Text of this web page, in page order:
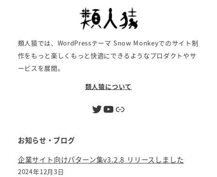
類人猿では、WordPressテーマ Snow Monkeyでのサイト制
作をもっと楽しくもっと快適にできるようなプロダクトやサ
ービスを展開。
類人猿について
Twitter YouTube リンク
お知らせ・ブログ
企業サイト向けパターン集v3.2.8 リリースしました
2024年12月3日